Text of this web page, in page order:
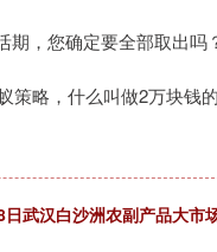
期，您确定要全部取出吗
策略，什么叫做2万块钱
武汉白沙洲农副产品大市